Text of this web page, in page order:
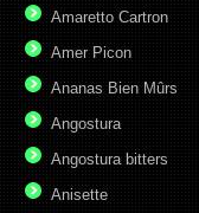
Amaretto Cartron
Amer Picon
Ananas Bien Mûrs
Angostura
Angostura bitters
Anisette